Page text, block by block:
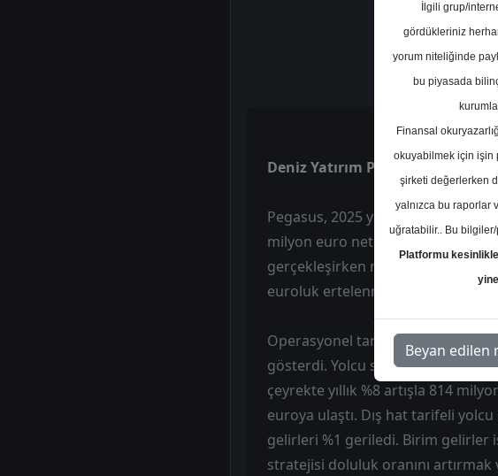
Deniz Yatırım PGSUS için
Pegasus, 2025 yılı dördüncü
milyon euro net kâr açıkladı.
gerçekleşirken net kâr piyasa
euroluk ertelenmiş vergi geliri
Operasyonel tarafta toplam
gösterdi. Yolcu sayısı dördüncü
çeyrekte yıllık %8 artışla 814
euroya ulaştı. Dış hat tarifeli
gelirleri %1 geriledi. Birim gelirler
stratejisi doluluk oranını
İlgili grup/
gördükleriniz
yorum niteliğinde
bu piyasada
Finansal
okuyabilmek için işin
şirketi değerlerken
yalnızca bu raporlar
uğratabilir.. Bu
Platformu